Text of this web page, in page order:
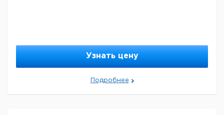
Узнать цену
Подробнее